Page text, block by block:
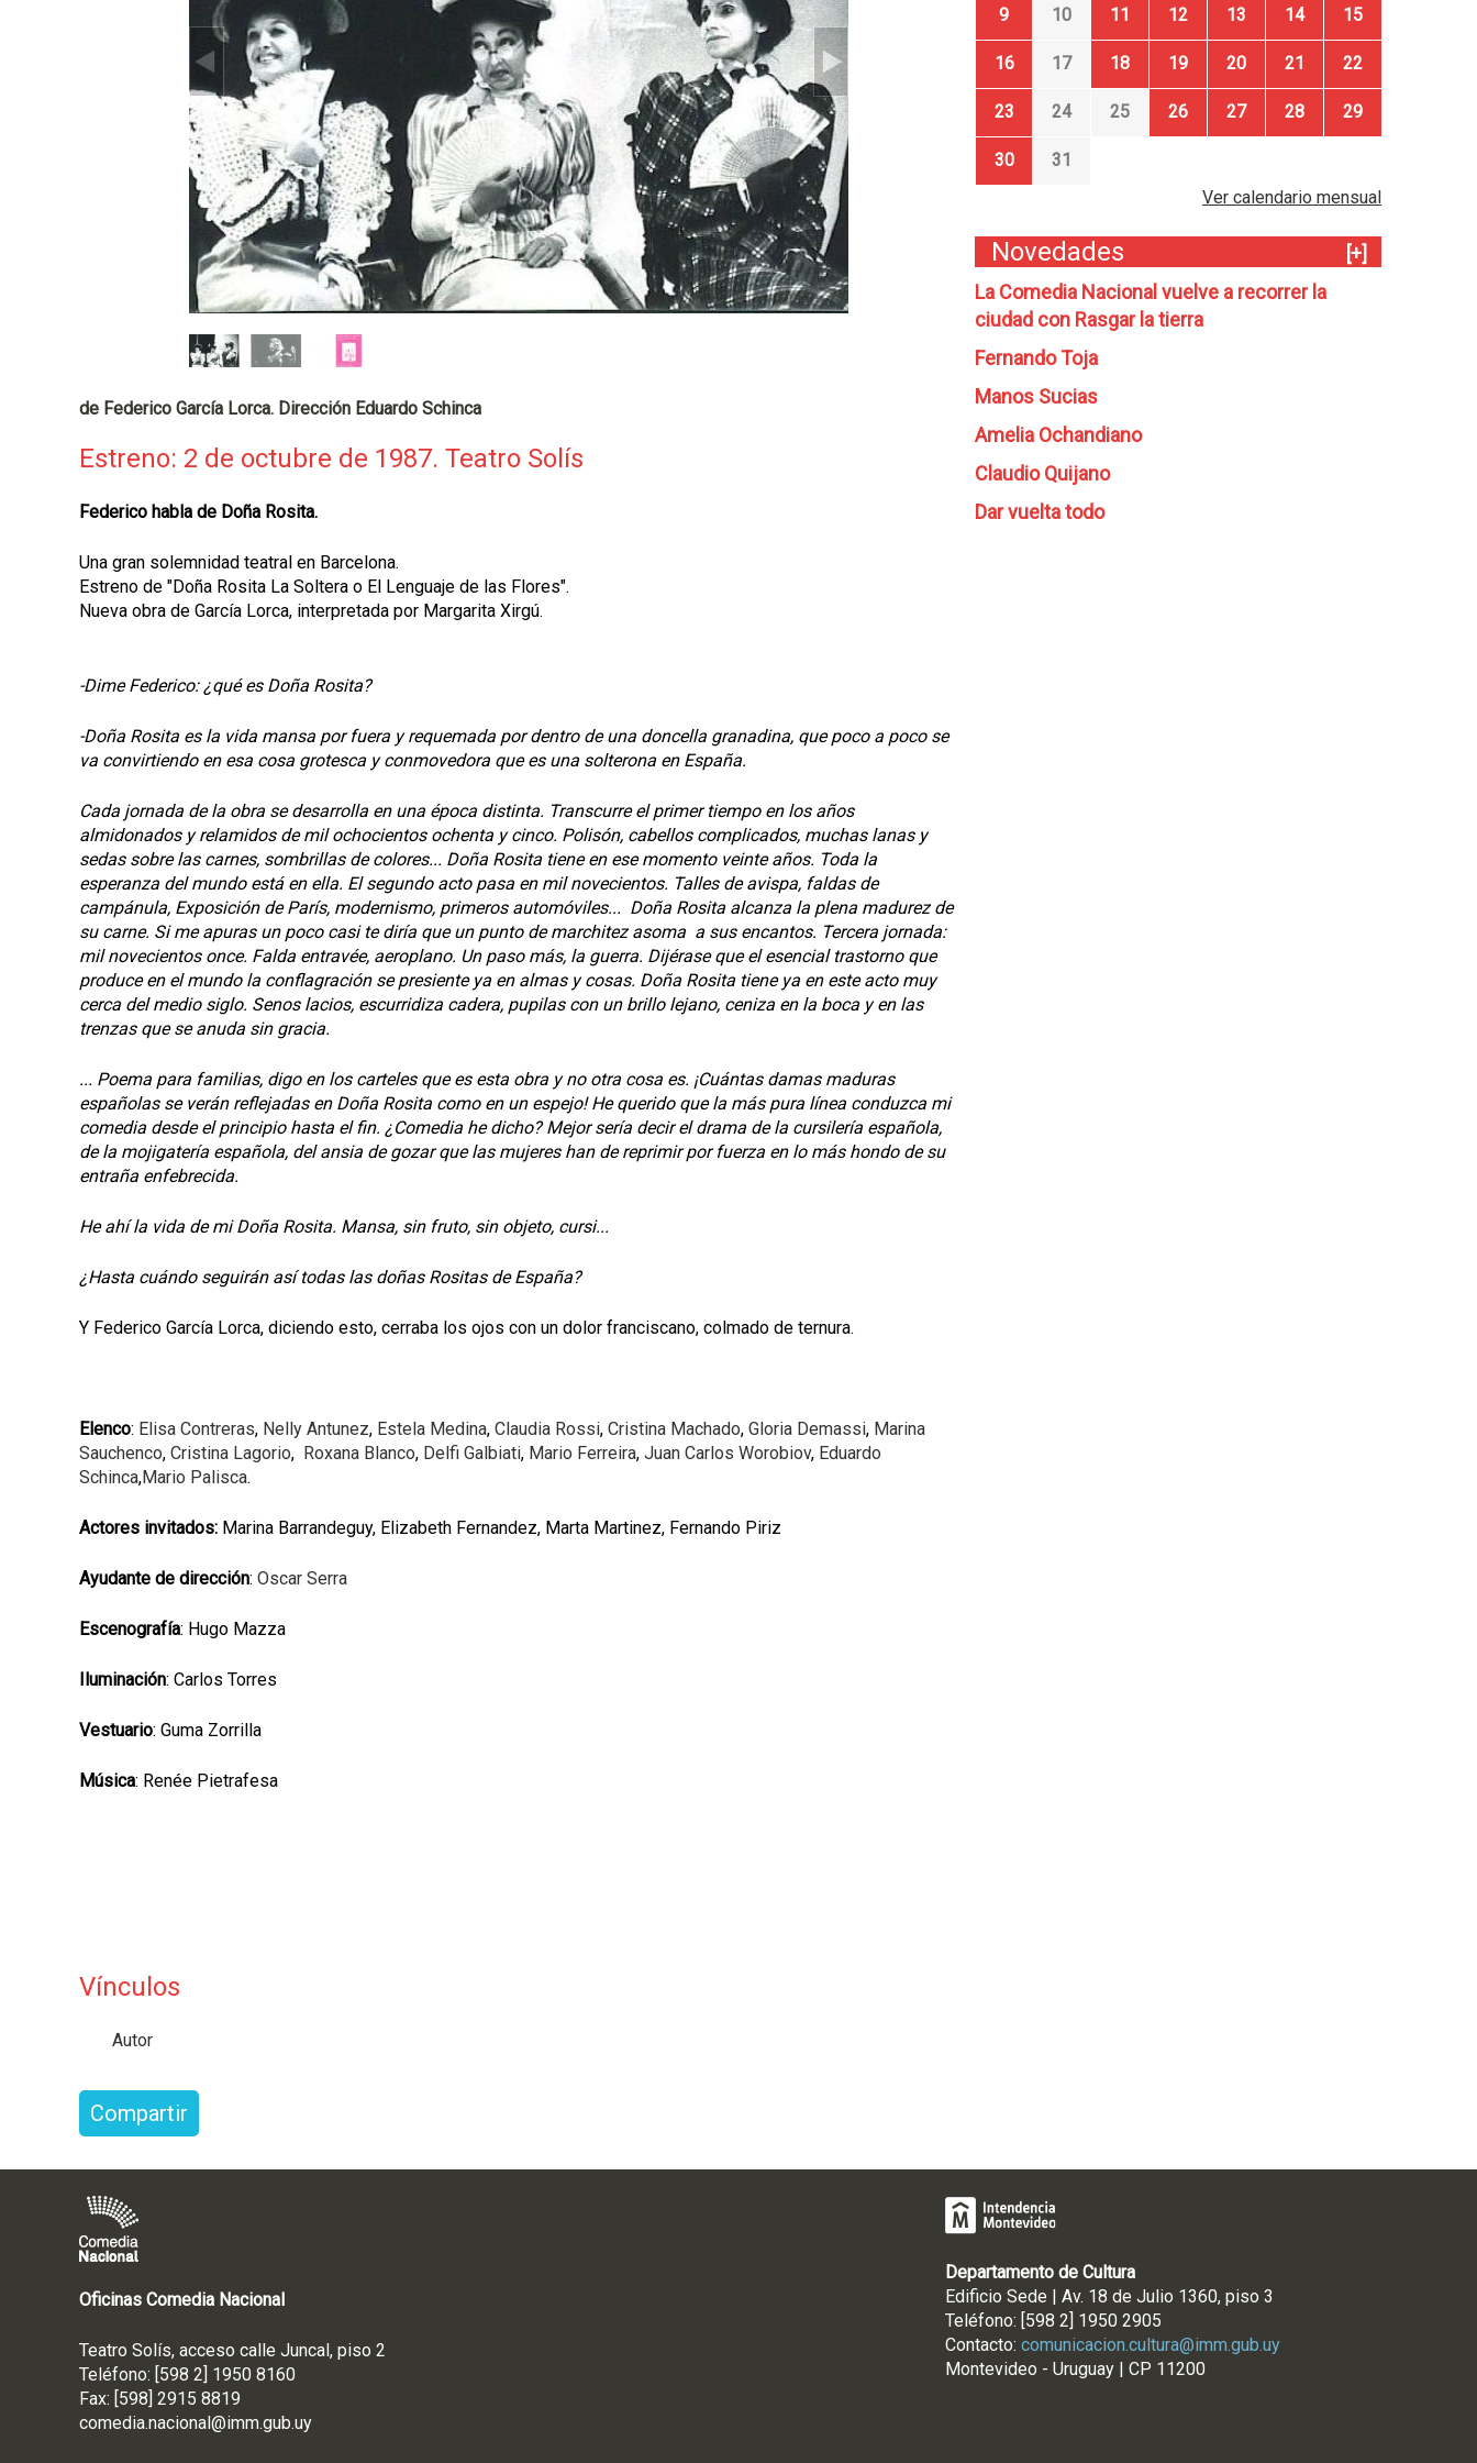
de Federico García Lorca. Dirección Eduardo Schinca
Estreno: 2 de octubre de 1987. Teatro Solís
Federico habla de Doña Rosita.
Una gran solemnidad teatral en Barcelona.
Estreno de "Doña Rosita La Soltera o El Lenguaje de las Flores".
Nueva obra de García Lorca, interpretada por Margarita Xirgú.
-Dime Federico: ¿qué es Doña Rosita?
-Doña Rosita es la vida mansa por fuera y requemada por dentro de una doncella granadina, que poco a poco se
va convirtiendo en esa cosa grotesca y conmovedora que es una solterona en España.
Cada jornada de la obra se desarrolla en una época distinta. Transcurre el primer tiempo en los años
almidonados y relamidos de mil ochocientos ochenta y cinco. Polisón, cabellos complicados, muchas lanas y
sedas sobre las carnes, sombrillas de colores... Doña Rosita tiene en ese momento veinte años. Toda la
esperanza del mundo está en ella. El segundo acto pasa en mil novecientos. Talles de avispa, faldas de
campánula, Exposición de París, modernismo, primeros automóviles... Doña Rosita alcanza la plena madurez de
su carne. Si me apuras un poco casi te diría que un punto de marchitez asoma a sus encantos. Tercera jornada:
mil novecientos once. Falda entravée, aeroplano. Un paso más, la guerra. Dijérase que el esencial trastorno que
produce en el mundo la conflagración se presiente ya en almas y cosas. Doña Rosita tiene ya en este acto muy
cerca del medio siglo. Senos lacios, escurridiza cadera, pupilas con un brillo lejano, ceniza en la boca y en las
trenzas que se anuda sin gracia.
... Poema para familias, digo en los carteles que es esta obra y no otra cosa es. ¡Cuántas damas maduras
españolas se verán reflejadas en Doña Rosita como en un espejo! He querido que la más pura línea conduzca mi
comedia desde el principio hasta el fin. ¿Comedia he dicho? Mejor sería decir el drama de la cursilería española,
de la mojigatería española, del ansia de gozar que las mujeres han de reprimir por fuerza en lo más hondo de su
entraña enfebrecida.
He ahí la vida de mi Doña Rosita. Mansa, sin fruto, sin objeto, cursi...
¿Hasta cuándo seguirán así todas las doñas Rositas de España?
Y Federico García Lorca, diciendo esto, cerraba los ojos con un dolor franciscano, colmado de ternura.
Elenco: Elisa Contreras, Nelly Antunez, Estela Medina, Claudia Rossi, Cristina Machado, Gloria Demassi, Marina
Sauchenco, Cristina Lagorio, Roxana Blanco, Delfi Galbiati, Mario Ferreira, Juan Carlos Worobiov, Eduardo
Schinca,Mario Palisca.
Actores invitados: Marina Barrandeguy, Elizabeth Fernandez, Marta Martinez, Fernando Piriz
Ayudante de dirección: Oscar Serra
Escenografía: Hugo Mazza
Iluminación: Carlos Torres
Vestuario: Guma Zorrilla
Música: Renée Pietrafesa
Vínculos
Autor
Compartir
9 10 11 12 13 14 15
16 17 18 19 20 21 22
23 24 25 26 27 28 29
30
31
Ver calendario mensual
Novedades
[+]
La Comedia Nacional vuelve a recorrer la
ciudad con Rasgar la tierra
Fernando Toja
Manos Sucias
Amelia Ochandiano
Claudio Quijano
Dar vuelta todo
Oficinas Comedia Nacional
Teatro Solís, acceso calle Juncal, piso 2
Teléfono: [598 2] 1950 8160
Fax: [598] 2915 8819
comedia.nacional@imm.gub.uy
Departamento de Cultura
Edificio Sede | Av. 18 de Julio 1360, piso 3
Teléfono: [598 2] 1950 2905
Contacto: comunicacion.cultura@imm.gub.uy
Montevideo - Uruguay | CP 11200